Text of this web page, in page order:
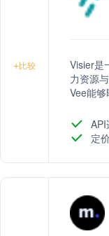
+比较
Visier是
力资源
Vee能
Visier的
API
定